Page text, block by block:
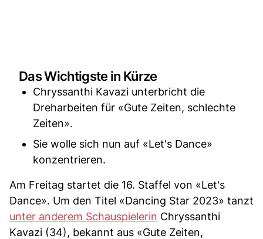
Das Wichtigste in Kürze
Chryssanthi Kavazi unterbricht die
Dreharbeiten für «Gute Zeiten, schlechte
Zeiten».
Sie wolle sich nun auf «Let's Dance»
konzentrieren.
Am Freitag startet die 16. Staffel von «Let's
Dance». Um den Titel «Dancing Star 2023» tanzt
unter anderem Schauspielerin Chryssanthi
Kavazi (34), bekannt aus «Gute Zeiten,